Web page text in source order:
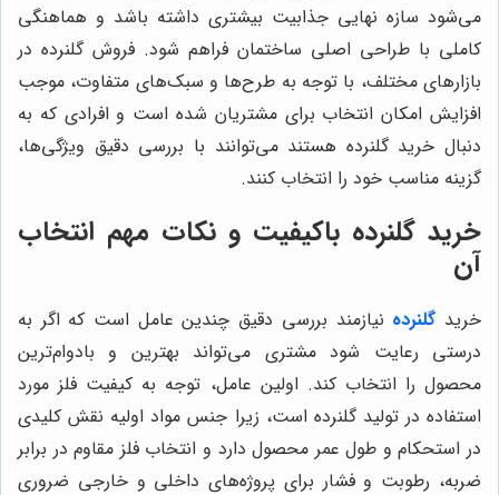
می‌شود سازه نهایی جذابیت بیشتری داشته باشد و هماهنگی
کاملی با طراحی اصلی ساختمان فراهم شود. فروش گلنرده در
بازارهای مختلف، با توجه به طرح‌ها و سبک‌های متفاوت، موجب
افزایش امکان انتخاب برای مشتریان شده است و افرادی که به
دنبال خرید گلنرده هستند می‌توانند با بررسی دقیق ویژگی‌ها،
گزینه مناسب خود را انتخاب کنند.
خرید گلنرده باکیفیت و نکات مهم انتخاب
آن
خرید گلنرده نیازمند بررسی دقیق چندین عامل است که اگر به
درستی رعایت شود مشتری می‌تواند بهترین و بادوام‌ترین
محصول را انتخاب کند. اولین عامل، توجه به کیفیت فلز مورد
استفاده در تولید گلنرده است، زیرا جنس مواد اولیه نقش کلیدی
در استحکام و طول عمر محصول دارد و انتخاب فلز مقاوم در برابر
ضربه، رطوبت و فشار برای پروژه‌های داخلی و خارجی ضروری